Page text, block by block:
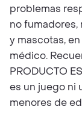
problemas
no fumadores,
y mascotas,
médico.
PRODUCTO
es un juego ni
menores de